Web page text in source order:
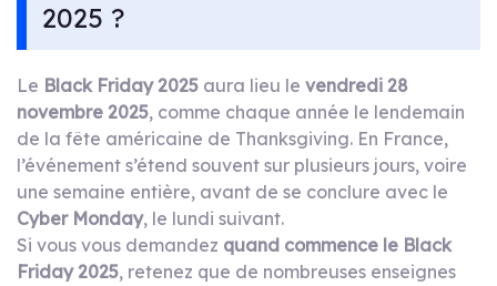
2025 ?
Le Black Friday 2025 aura lieu le vendredi 28
novembre 2025, comme chaque année le lendemain
de la fête américaine de Thanksgiving. En France,
l’événement s’étend souvent sur plusieurs jours, voire
une semaine entière, avant de se conclure avec le
Cyber Monday, le lundi suivant.
Si vous vous demandez quand commence le Black
Friday 2025, retenez que de nombreuses enseignes